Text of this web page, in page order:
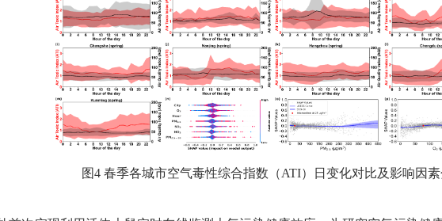
图4 春季各城市空气毒性综合指数（ATI）日变化对比及影响因